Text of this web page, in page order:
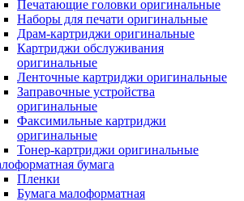
Печатающие головки оригинальные
Наборы для печати оригинальные
Драм-картриджи оригинальные
Картриджи обслуживания
оригинальные
Ленточные картриджи оригинальные
Заправочные устройства
оригинальные
Факсимильные картриджи
оригинальные
Тонер-картриджи оригинальные
бумага
Пленки
Бумага малоформатная